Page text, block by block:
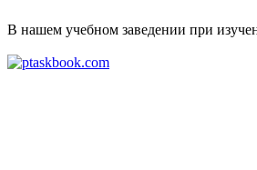
В нашем учебном заведении при